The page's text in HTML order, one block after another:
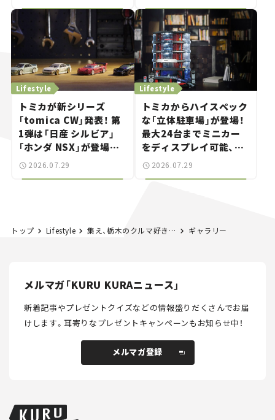
トミカが新シリーズ
「tomica CW」発表！ 第
1弾は「日産 シルビア」
「ホンダ NSX」が登場。
世界が注目す
る“JDM"に焦点【クルマ
Lifestyle
2026.07.29
トミカからハイスペック
な「立体駐車場」が登場！
最大24台までミニカー
をディスプレイ可能、特
別な「日産 GT-R
NISMO」も付属【クルマ
Lifestyle
2026.07.29
トップ Lifestyle 集え、栃木のクルマ好き！ アルファ乗りが立ち上げた自動車イベント「Free Motor Meeting（FMM）」に注目 ギャラリー
メルマガ「KURU KURAニュース」
新着記事やプレゼントクイズなどの情報盛りだくさんでお届
けします。耳寄りなプレゼントキャンペーンもお知らせ中！
メルマガ登録